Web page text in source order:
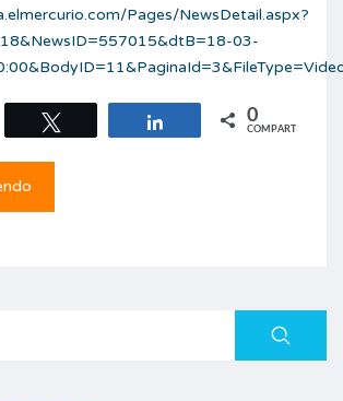
Pages/NewsDetail.aspx?
03-
Compartir 0
COMPARTIR
Buscar: